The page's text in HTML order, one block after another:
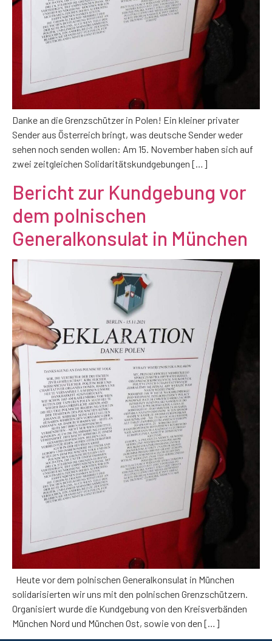
Danke an die Grenzschützer in Polen! Ein kleiner privater
Sender aus Österreich bringt, was deutsche Sender weder
sehen noch senden wollen: Am 15. November haben sich auf
zwei zeitgleichen Solidaritätskundgebungen […]
Bericht zur Kundgebung vor
dem polnischen
Generalkonsulat in München
Heute vor dem polnischen Generalkonsulat in München
solidarisierten wir uns mit den polnischen Grenzschützern.
Organisiert wurde die Kundgebung von den Kreisverbänden
München Nord und München Ost, sowie von den […]